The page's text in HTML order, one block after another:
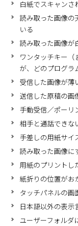
白紙でスキャンさ
読み取った画像の
いる
読み取った画像が
ワンタッチキー（
が、どのプログラ
受信した画像が薄
送信した原稿の画
手動受信／ポーリ
相手と通話できな
手差しの用紙サイ
読み取った画像に
用紙のプリントし
紙折りの位置がお
タッチパネルの画
日本語以外の表示
ユーザーフォルダ